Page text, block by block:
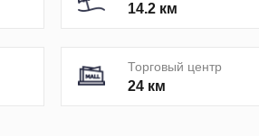
14.2 км
Торговый центр
24 км